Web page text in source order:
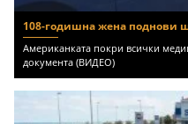
108-годишна жена поднови
Американката покри всички
документа (ВИДЕО)